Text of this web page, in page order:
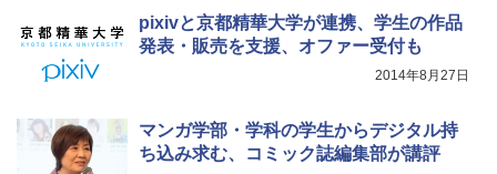
pixivと京都精華大学が連携、学生の作品
発表・販売を支援、オファー受付も
2014年8月27日
マンガ学部・学科の学生からデジタル持
ち込み求む、コミック誌編集部が講評